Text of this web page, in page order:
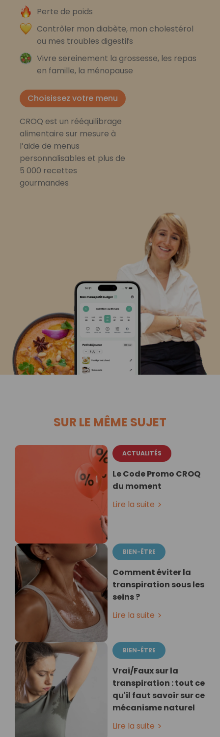
Perte de poids
Contrôler mon diabète, mon cholestérol
ou mes troubles digestifs
Vivre sereinement la grossesse, les repas
en famille, la ménopause
Choisissez votre menu
CROQ est un rééquilibrage
alimentaire sur mesure à
l’aide de menus
personnalisables et plus de
5 000 recettes
gourmandes
SUR LE MÊME SUJET
ACTUALITÉS
Le Code Promo CROQ
du moment
Lire la suite
BIEN-ÊTRE
Comment éviter la
transpiration sous les
seins ?
Lire la suite
BIEN-ÊTRE
Vrai/Faux sur la
transpiration : tout ce
qu'il faut savoir sur ce
mécanisme naturel
Lire la suite